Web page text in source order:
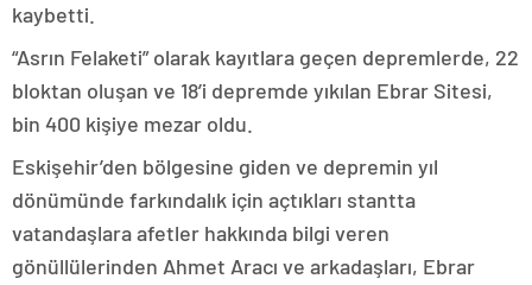
kaybetti.
“Asrın Felaketi” olarak kayıtlara geçen depremlerde, 22
bloktan oluşan ve 18’i depremde yıkılan Ebrar Sitesi,
bin 400 kişiye mezar oldu.
Eskişehir’den bölgesine giden ve depremin yıl
dönümünde farkındalık için açtıkları stantta
vatandaşlara afetler hakkında bilgi veren
gönüllülerinden Ahmet Aracı ve arkadaşları, Ebrar